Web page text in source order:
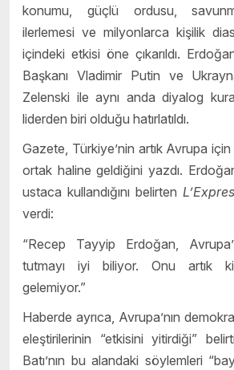
konumu, güçlü ordusu,
ilerlemesi ve milyonlarca kişilik
içindeki etkisi öne çıkarıldı.
Başkanı Vladimir Putin ve
Zelenski ile aynı anda diyalog
liderden biri olduğu hatırlatıldı.
Gazete, Türkiye’nin artık Avrupa
ortak haline geldiğini yazdı.
ustaca kullandığını belirten
verdi:
“Recep Tayyip Erdoğan,
tutmayı iyi biliyor. Onu artık
gelemiyor.”
Haberde ayrıca, Avrupa’nın
eleştirilerinin “etkisini yitirdiği”
Batı’nın bu alandaki söylemleri